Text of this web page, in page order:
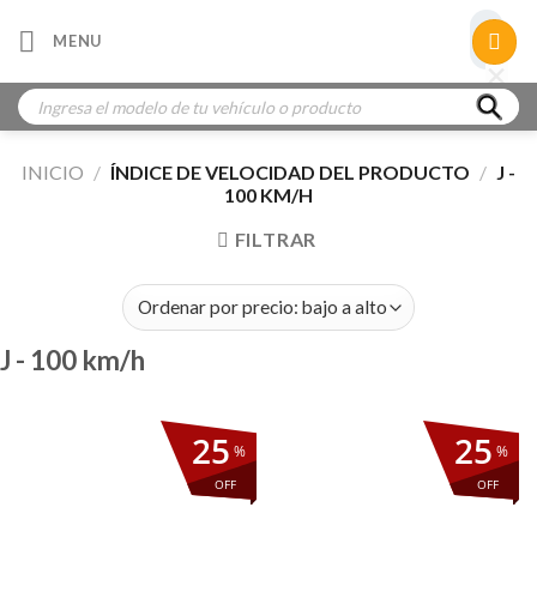
MENU
Búsqueda
de
productos
INICIO / ÍNDICE DE VELOCIDAD DEL PRODUCTO / J -
100 KM/H
FILTRAR
J - 100 km/h
%
OFF
25 %
OFF
25
×
×
×